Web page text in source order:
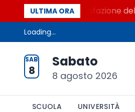
ULTIMA ORA
La soddisfazione del
Loading...
SAB
8
Sabato
8 agosto 2026
SCUOLA UNIVERSITÀ